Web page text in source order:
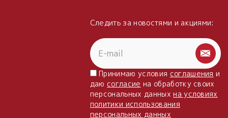
Следить за новостями и акциями:
Принимаю условия соглашения и
даю согласие на обработку своих
персональных данныхна условиях
политики использования
персональных данных